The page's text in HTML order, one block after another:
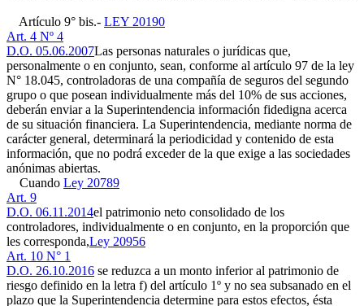
Artículo 9° bis.- LEY 20190
Art. 4 Nº 4
D.O. 05.06.2007Las personas naturales o jurídicas que,
personalmente o en conjunto, sean, conforme al artículo 97 de la ley
N° 18.045, controladoras de una compañía de seguros del segundo
grupo o que posean individualmente más del 10% de sus acciones,
deberán enviar a la Superintendencia información fidedigna acerca
de su situación financiera. La Superintendencia, mediante norma de
carácter general, determinará la periodicidad y contenido de esta
información, que no podrá exceder de la que exige a las sociedades
anónimas abiertas.
Cuando Ley 20789
Art. 9
D.O. 06.11.2014el patrimonio neto consolidado de los
controladores, individualmente o en conjunto, en la proporción que
les corresponda,Ley 20956
Art. 10 N° 1
D.O. 26.10.2016 se reduzca a un monto inferior al patrimonio de
riesgo definido en la letra f) del artículo 1º y no sea subsanado en el
plazo que la Superintendencia determine para estos efectos, ésta